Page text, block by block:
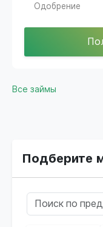
Одобрение
Все займы
Подберите